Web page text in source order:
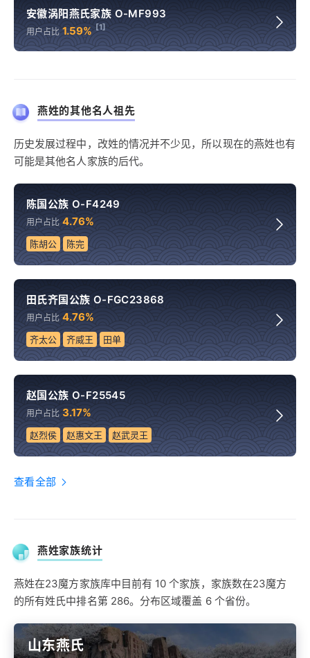
安徽涡阳燕氏家族 O-MF993
用户占比 1.59% [1]
燕姓的其他名人祖先
历史发展过程中，改姓的情况并不少见，所以现在的燕姓也有
可能是其他名人家族的后代。
陈国公族 O-F4249
用户占比 4.76%
陈胡公 陈完
田氏齐国公族 O-FGC23868
用户占比 4.76%
齐太公 齐威王 田单
赵国公族 O-F25545
用户占比 3.17%
赵烈侯 赵惠文王 赵武灵王
查看全部
燕姓家族统计
燕姓在23魔方家族库中目前有 10 个家族，家族数在23魔方
的所有姓氏中排名第 286。分布区域覆盖 6 个省份。
山东燕氏